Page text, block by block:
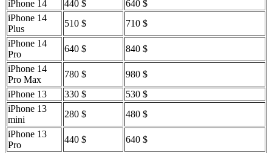
iPhone 14 440 $
640 $
iPhone 14
Plus
510 $
710 $
iPhone 14
Pro
640 $
840 $
iPhone 14
Pro Max
780 $
980 $
iPhone 13
330 $
530 $
iPhone 13
mini
280 $
480 $
iPhone 13
Pro
440 $
640 $